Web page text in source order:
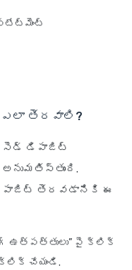
తెరవాలి?
డిపాజిట్
తెరవడానికి ఈ
పై క్లిక్
చేయండి.